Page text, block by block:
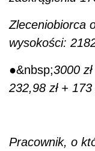
wyższym od
Dlatego
na
podatek